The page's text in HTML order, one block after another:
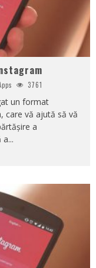
3761
un format
care vă ajută să vă
a
a...